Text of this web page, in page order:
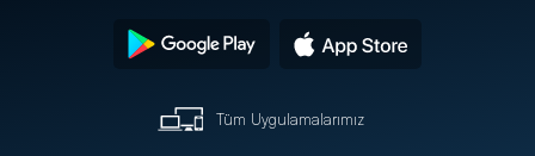
Tüm Uygulamalarımız